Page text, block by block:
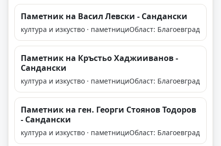
Паметник на Васил Левски - Сандански
култура и изкуство · паметнициОбласт: Благоевград
Паметник на Кръстьо Хаджииванов -
Сандански
култура и изкуство · паметнициОбласт: Благоевград
Паметник на ген. Георги Стоянов Тодоров
- Сандански
култура и изкуство · паметнициОбласт: Благоевград